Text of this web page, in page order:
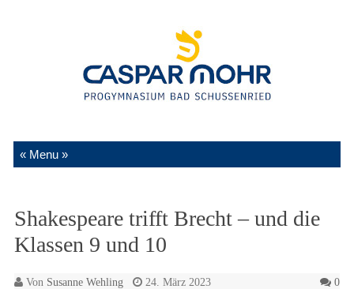
Zum Inhalt springen
Shakespeare trifft Brecht – und die
Klassen 9 und 10
Von Susanne Wehling 24. März 2023 0